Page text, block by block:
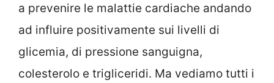
a prevenire le malattie cardiache andando
ad influire positivamente sui livelli di
glicemia, di pressione sanguigna,
colesterolo e trigliceridi. Ma vediamo tutti i